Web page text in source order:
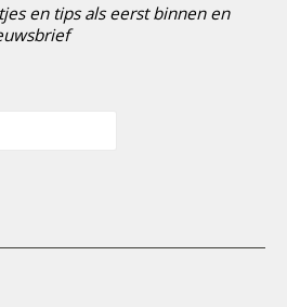
en tips als eerst binnen en